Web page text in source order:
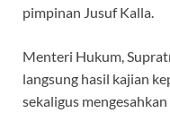
pimpinan Jusuf Kalla.
Menteri Hukum,
langsung hasil kajian
sekaligus